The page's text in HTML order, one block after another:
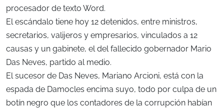
procesador de texto Word.
El escándalo tiene hoy 12 detenidos, entre ministros,
secretarios, valijeros y empresarios, vinculados a 12
causas y un gabinete, el del fallecido gobernador Mario
Das Neves, partido al medio.
El sucesor de Das Neves, Mariano Arcioni, está con la
espada de Damocles encima suyo, todo por culpa de un
botín negro que los contadores de la corrupción habían